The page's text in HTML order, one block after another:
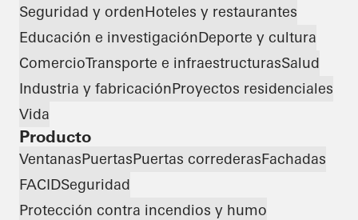
Seguridad y ordenHoteles y restaurantes
Educación e investigaciónDeporte y cultura
ComercioTransporte e infraestructurasSalud
Industria y fabricaciónProyectos residenciales
Vida
Producto
VentanasPuertasPuertas correderasFachadas
FACIDSeguridad
Protección contra incendios y humo